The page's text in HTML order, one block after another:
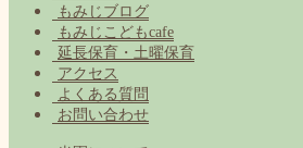
もみじブログ
もみじこどもcafe
延長保育・土曜保育
アクセス
よくある質問
お問い合わせ